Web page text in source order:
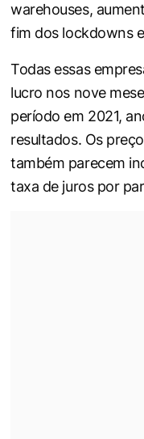
warehouses,
fim dos lockdownse
Todas essas
lucro nos nove
período em 2021,
resultados. Os
também parecem
taxa de juros por